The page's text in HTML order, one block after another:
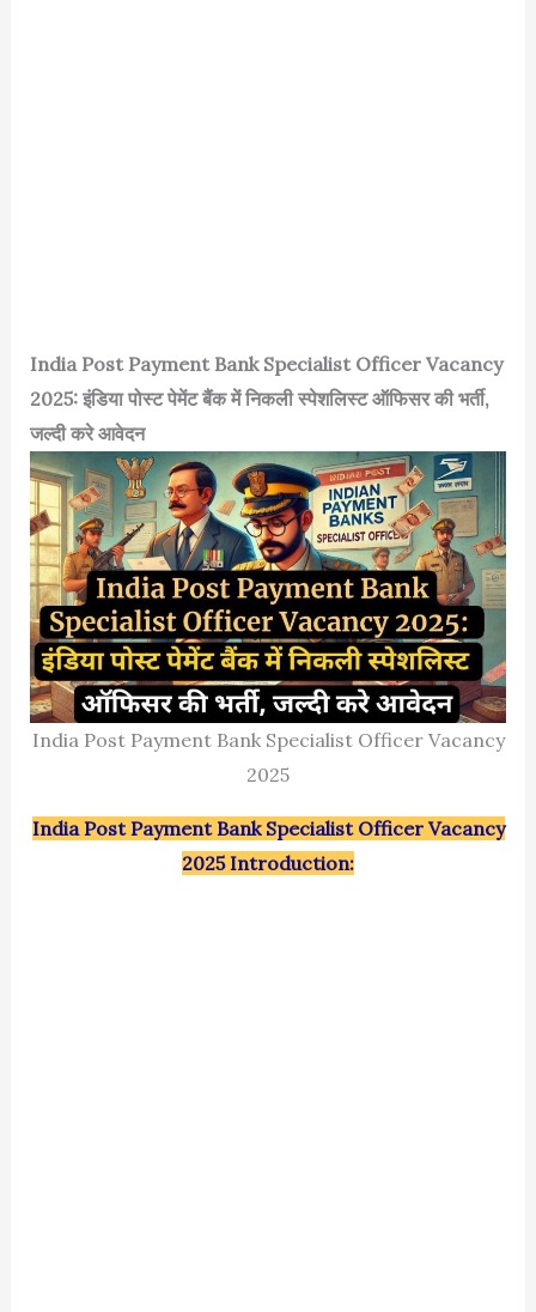
India Post Payment Bank Specialist Officer Vacancy
2025: इंडिया पोस्ट पेमेंट बैंक में निकली स्पेशलिस्ट ऑफिसर की भर्ती,
जल्दी करे आवेदन
India Post Payment Bank Specialist Officer Vacancy
2025
India Post Payment Bank Specialist Officer Vacancy
2025 Introduction: